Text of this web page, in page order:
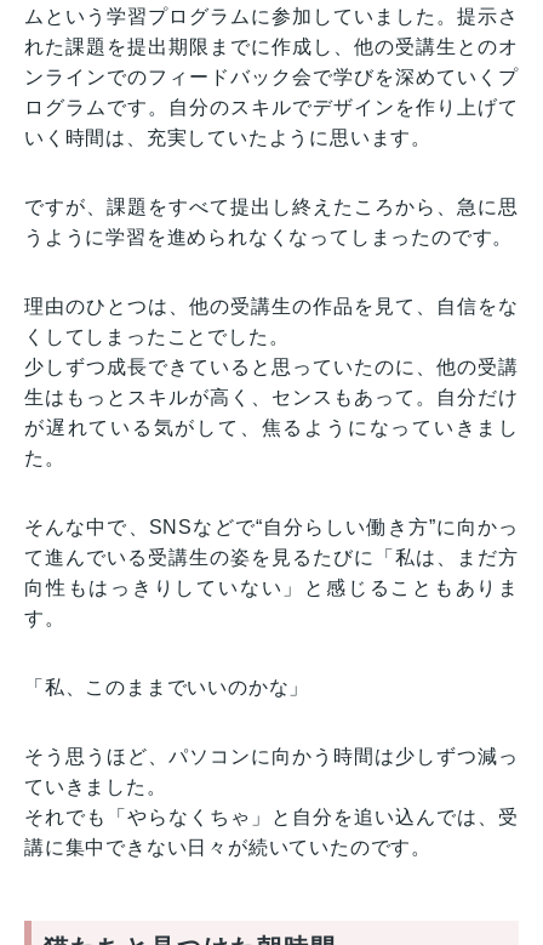
ムという学習プログラムに参加していました。提示さ
れた課題を提出期限までに作成し、他の受講生とのオ
ンラインでのフィードバック会で学びを深めていくプ
ログラムです。自分のスキルでデザインを作り上げて
いく時間は、充実していたように思います。
ですが、課題をすべて提出し終えたころから、急に思
うように学習を進められなくなってしまったのです。
理由のひとつは、他の受講生の作品を見て、自信をな
くしてしまったことでした。
少しずつ成長できていると思っていたのに、他の受講
生はもっとスキルが高く、センスもあって。自分だけ
が遅れている気がして、焦るようになっていきまし
た。
そんな中で、SNSなどで“自分らしい働き方”に向かっ
て進んでいる受講生の姿を見るたびに「私は、まだ方
向性もはっきりしていない」と感じることもありま
す。
「私、このままでいいのかな」
そう思うほど、パソコンに向かう時間は少しずつ減っ
ていきました。
それでも「やらなくちゃ」と自分を追い込んでは、受
講に集中できない日々が続いていたのです。